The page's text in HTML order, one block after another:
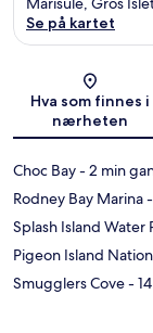
Se på kartet
Hva som finnes i
nærheten
Choc Bay- 2 min
Rodney Bay Marina
Splash Island Water
Pigeon Island
Smugglers Cove-